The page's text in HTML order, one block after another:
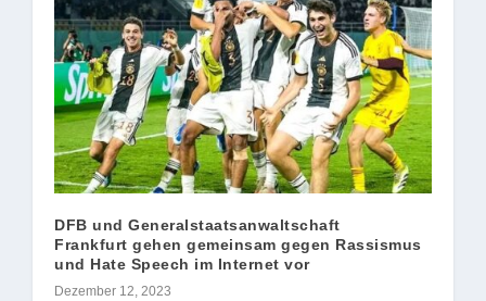
DFB und Generalstaatsanwaltschaft
Frankfurt gehen gemeinsam gegen Rassismus
und Hate Speech im Internet vor
Dezember 12, 2023